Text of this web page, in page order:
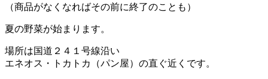
（商品がなくなればその前に終了のことも）
夏の野菜が始まります。
場所は国道２４１号線沿い
エネオス・トカトカ（パン屋）の直ぐ近くです。